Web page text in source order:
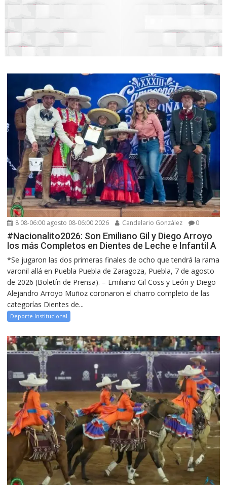
8 08-06:00 agosto 08-06:00 2026 Candelario González 0
#Nacionalito2026: Son Emiliano Gil y Diego Arroyo
los más Completos en Dientes de Leche e Infantil A
*Se jugaron las dos primeras finales de ocho que tendrá la rama
varonil allá en Puebla Puebla de Zaragoza, Puebla, 7 de agosto
de 2026 (Boletín de Prensa). – Emiliano Gil Coss y León y Diego
Alejandro Arroyo Muñoz coronaron el charro completo de las
categorías Dientes de...
Deporte Institucional